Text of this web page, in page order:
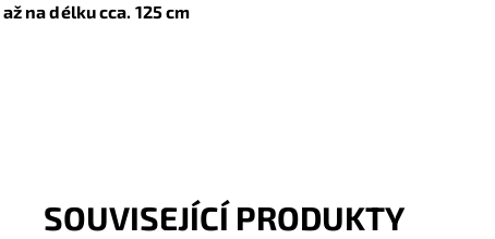
až na délku cca. 125 cm
SOUVISEJÍCÍ PRODUKTY